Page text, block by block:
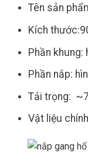
Tên sản
Kích
Phần
Phần nắp:
Tải trọng:
Vật liệu